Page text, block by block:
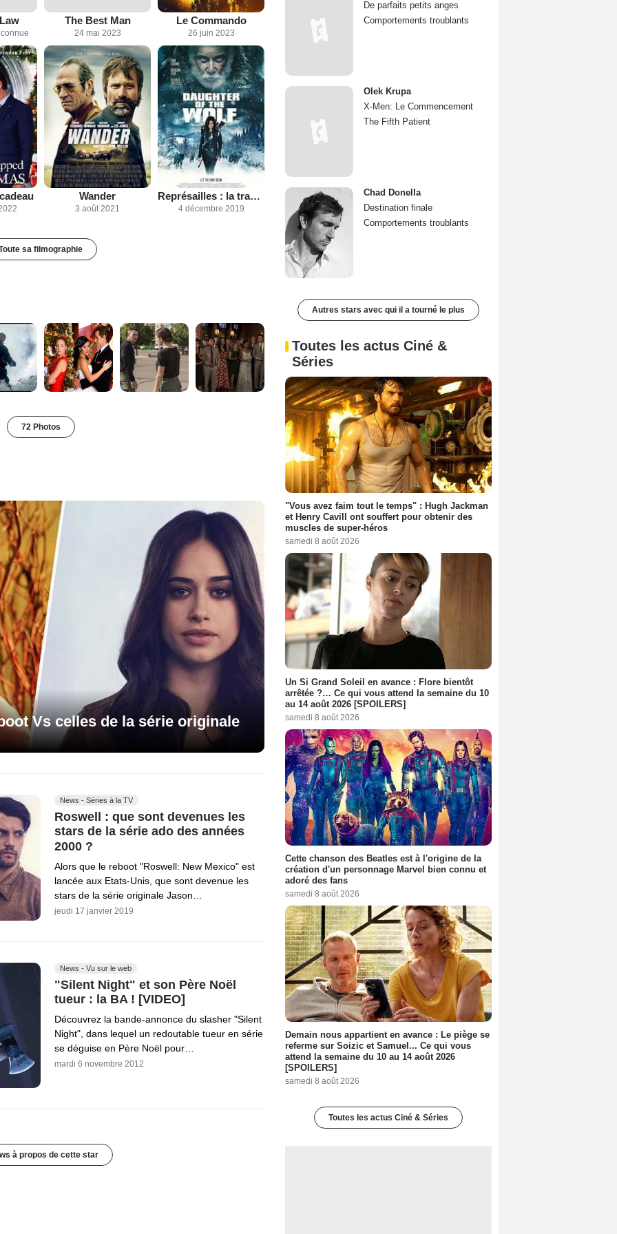
The Best Man
24 mai 2023
Le Commando
26 juin 2023
Wander
3 août 2021
Représailles : la traque sauvage
4 décembre 2019
sa filmographie
72 Photos
Vs celles de la série originale
News - Séries à la TV
Roswell : que sont devenues les
stars de la série ado des années
2000 ?
Alors que le reboot "Roswell: New Mexico" est
lancée aux Etats-Unis, que sont devenue les
stars de la série originale Jason…
jeudi 17 janvier 2019
News - Vu sur le web
"Silent Night" et son Père Noël
tueur : la BA ! [VIDEO]
Découvrez la bande-annonce du slasher "Silent
Night", dans lequel un redoutable tueur en série
se déguise en Père Noël pour…
mardi 6 novembre 2012
à propos de cette star
De parfaits petits anges
Comportements troublants
Olek Krupa
X-Men: Le Commencement
The Fifth Patient
Chad Donella
Destination finale
Comportements troublants
Autres stars avec qui il a tourné le plus
Toutes les actus Ciné &
Séries
"Vous avez faim tout le temps" : Hugh Jackman
et Henry Cavill ont souffert pour obtenir des
muscles de super-héros
samedi 8 août 2026
Un Si Grand Soleil en avance : Flore bientôt
arrêtée ?… Ce qui vous attend la semaine du 10
au 14 août 2026 [SPOILERS]
samedi 8 août 2026
Cette chanson des Beatles est à l'origine de la
création d'un personnage Marvel bien connu et
adoré des fans
samedi 8 août 2026
Demain nous appartient en avance : Le piège se
referme sur Soizic et Samuel... Ce qui vous
attend la semaine du 10 au 14 août 2026
[SPOILERS]
samedi 8 août 2026
Toutes les actus Ciné & Séries